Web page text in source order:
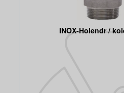
INOX-Holendr /